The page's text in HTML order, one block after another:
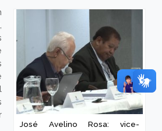
José Avelino Rosa: vice-